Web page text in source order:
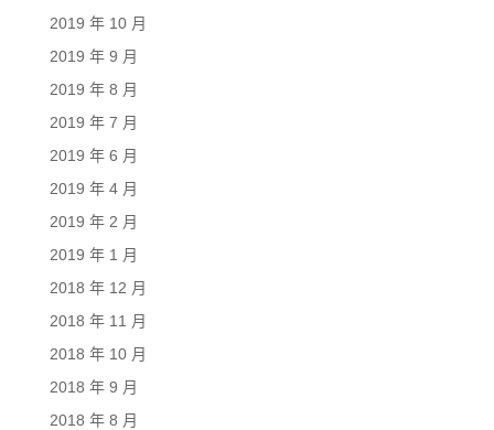
2019 年 10 月
2019 年 9 月
2019 年 8 月
2019 年 7 月
2019 年 6 月
2019 年 4 月
2019 年 2 月
2019 年 1 月
2018 年 12 月
2018 年 11 月
2018 年 10 月
2018 年 9 月
2018 年 8 月